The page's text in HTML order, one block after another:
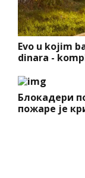
Evo u kojim
dinara -
Блокадери
пожаре је